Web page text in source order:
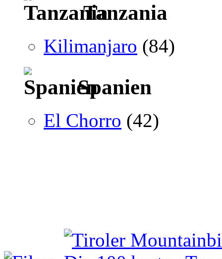
Tanzania
Kilimanjaro (84)
Spanien
El Chorro (42)